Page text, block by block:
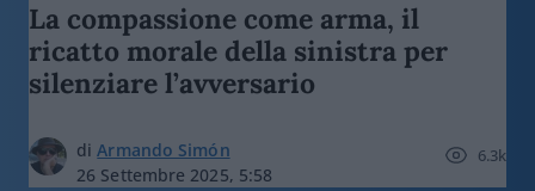
La compassione come arma, il
ricatto morale della sinistra per
silenziare l’avversario
diArmando Simón
26 Settembre 2025, 5:58
6.3k